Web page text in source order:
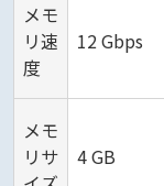
メモ
リ速
度
12 Gbps
メモ
リサ
4 GB